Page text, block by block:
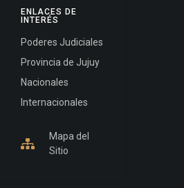
ENLACES DE
INTERÉS
Poderes Judiciales
Provincia de Jujuy
Nacionales
Internacionales
Mapa del
Sitio